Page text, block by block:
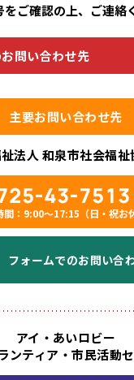
ご確認の上、ご連絡
問い合わせ先
主要お問い合わせ先
法人 和泉市社会福祉
43-7513
間：9:00〜17:15（日・祝お
フォームでのお問い合
アイ・あいロビー
ンティア・市民活動セ